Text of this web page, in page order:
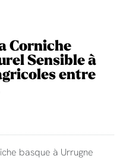
Corniche
Sensible à
entre
basque à Urrugne